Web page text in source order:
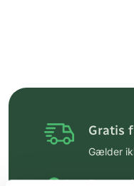
Gratis
Gælder